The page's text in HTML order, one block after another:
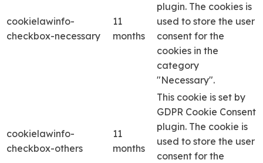
cookielawinfo-
checkbox-necessary
11
months
plugin. The cookies is
used to store the user
consent for the
cookies in the
category
"Necessary".
cookielawinfo-
checkbox-others
11
months
This cookie is set by
GDPR Cookie Consent
plugin. The cookie is
used to store the user
consent for the